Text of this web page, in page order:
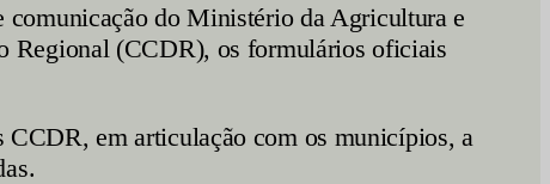
comunicação do Ministério da Agricultura e
Regional (CCDR), os formulários oficiais
CCDR, em articulação com os municípios, a